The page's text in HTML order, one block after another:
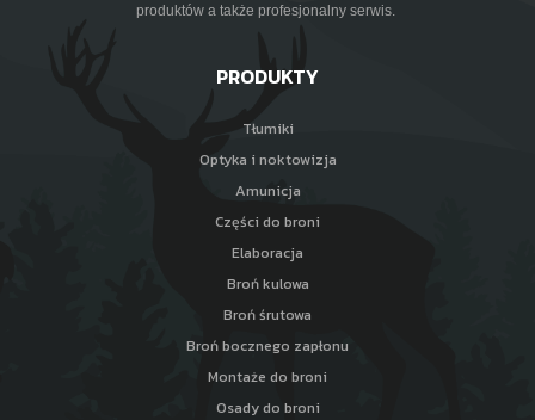
produktów a także profesjonalny serwis.
PRODUKTY
Tłumiki
Optyka i noktowizja
Amunicja
Części do broni
Elaboracja
Broń kulowa
Broń śrutowa
Broń bocznego zapłonu
Montaże do broni
Osady do broni